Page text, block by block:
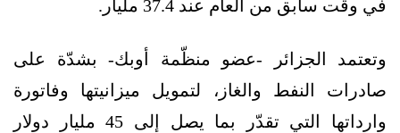
في وقت سابق من العام عند 37.4 مليار.
وتعتمد الجزائر -عضو منظّمة أوبك- بشدّة على
صادرات النفط والغاز، لتمويل ميزانيتها وفاتورة
وارداتها التي تقدّر بما يصل إلى 45 مليار دولار